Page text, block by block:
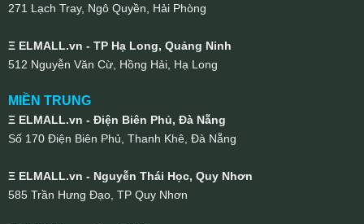
271 Lạch Tray, Ngô Quyền, Hải Phòng
Ξ ELMALL.vn - TP Hạ Long, Quảng Ninh
512 Nguyễn Văn Cừ, Hồng Hải, Hạ Long
MIỀN TRUNG
Ξ ELMALL.vn - Điện Biên Phủ, Đà Nẵng
Số 170 Điện Biên Phủ, Thanh Khê, Đà Nẵng
Ξ ELMALL.vn - Nguyễn Thái Học, Quy Nhơn
585 Trần Hưng Đạo, TP Quy Nhơn